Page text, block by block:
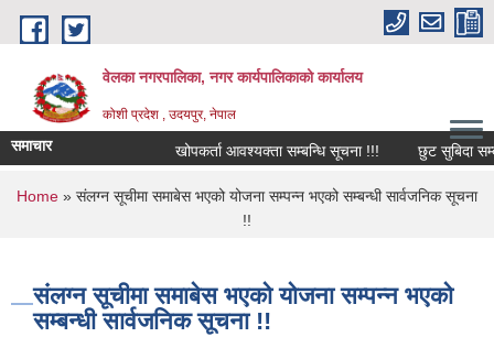
Skip to main content
वेलका नगरपालिका, नगर कार्यपालिकाको कार्यालय
कोशी प्रदेश , उदयपुर, नेपाल
समाचार खोपकर्ता आवश्यक्ता सम्बन्धि सूचना !!! छुट सुबिदा
You are here
Home » संलग्न सूचीमा समाबेस भएको योजना सम्पन्न भएको सम्बन्धी सार्वजनिक सूचना
!!
संलग्न सूचीमा समाबेस भएको योजना सम्पन्न भएको
सम्बन्धी सार्वजनिक सूचना !!